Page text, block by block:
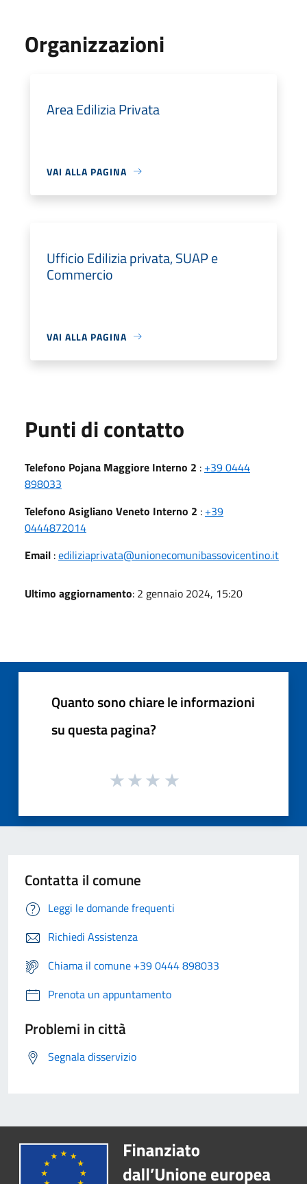
Organizzazioni
Area Edilizia Privata
VAI ALLA PAGINA
Ufficio Edilizia privata, SUAP e
Commercio
VAI ALLA PAGINA
Punti di contatto
Telefono Pojana Maggiore Interno 2 : +39 0444
898033
Telefono Asigliano Veneto Interno 2 : +39
0444872014
Email :ediliziaprivata@unionecomunibassovicentino.it
Ultimo aggiornamento: 2 gennaio 2024, 15:20
Quanto sono chiare le informazioni
su questa pagina?
Contatta il comune
Leggi le domande frequenti
Richiedi Assistenza
Chiama il comune +39 0444 898033
Prenota un appuntamento
Problemi in città
Segnala disservizio